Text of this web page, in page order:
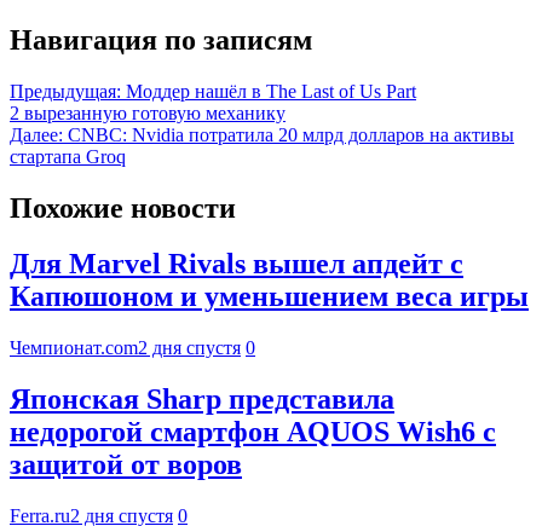
Навигация по записям
Предыдущая: Моддер нашёл в The Last of Us Part
2 вырезанную готовую механику
Далее: CNBC: Nvidia потратила 20 млрд долларов на активы
стартапа Groq
Похожие новости
Для Marvel Rivals вышел апдейт с
Капюшоном и уменьшением веса игры
Чемпионат.com2 дня спустя 0
Японская Sharp представила
недорогой смартфон AQUOS Wish6 с
защитой от воров
Ferra.ru2 дня спустя 0